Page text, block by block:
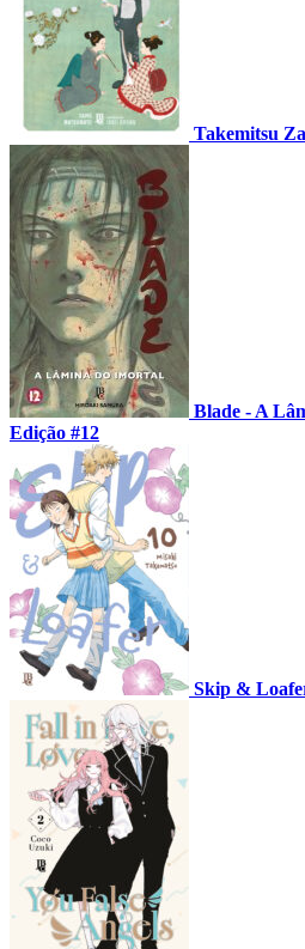
Takemitsu
Blade - A
Edição #12
Skip &